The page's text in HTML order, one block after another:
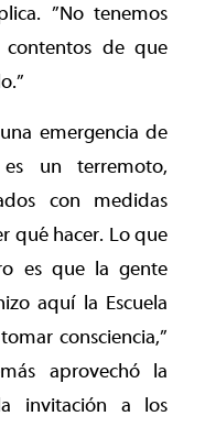
”No tenemos
de que
emergencia de
un terremoto,
con medidas
qué hacer. Lo que
es que la gente
aquí la Escuela
consciencia,”
aprovechó la
invitación a los